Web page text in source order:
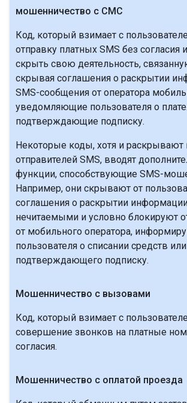
мошенничество с СМС
Код, который взимает с
отправку платных SMS без согласия
скрыть свою деятельность,
скрывая соглашения о раскрытии
SMS-сообщения от оператора
уведомляющие пользователя о
подтверждающие подписку.
Некоторые коды, хотя и раскрывают
отправителей SMS, вводят
функции, способствующие SMS-
Например, они скрывают от
соглашения о раскрытии
нечитаемыми и условно блокируют
от мобильного оператора,
пользователя о списании средств или
подтверждающего подписку.
Мошенничество с вызовами
Код, который взимает с
совершение звонков на платные
согласия.
Мошенничество с оплатой проезда